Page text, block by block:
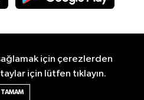
için çerezlerden
için lütfen tıklayın.
TAMAM